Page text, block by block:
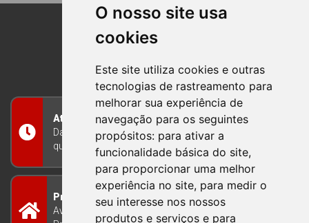
O nosso site usa
cookies
Este site utiliza cookies e outras
tecnologias de rastreamento para
melhorar sua experiência de
navegação para os seguintes
propósitos: para ativar a
funcionalidade básica do site,
para proporcionar uma melhor
experiência no site, para medir o
seu interesse nos nossos
produtos e serviços e para
BOM PRINCIPIO
RIO GRANDE DO SUL
Atendimento
Das 8h às 12h e das 13h às 17h30, de segunda a
quinta-feira, e nas sextas-feiras das 7h às 13h
Prefeitura Municipal
Avenida Guilherme Winter 65 - Centro Bom